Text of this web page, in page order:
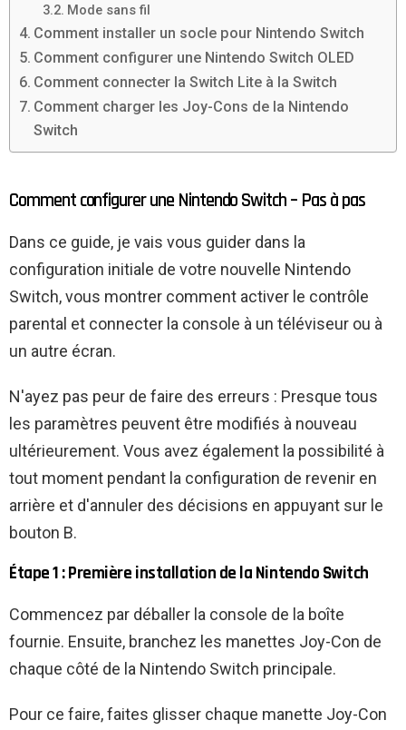
Mode sans fil
Comment installer un socle pour Nintendo Switch
Comment configurer une Nintendo Switch OLED
Comment connecter la Switch Lite à la Switch
Comment charger les Joy-Cons de la Nintendo
Switch
Comment configurer une Nintendo Switch – Pas à pas
Dans ce guide, je vais vous guider dans la
configuration initiale de votre nouvelle Nintendo
Switch, vous montrer comment activer le contrôle
parental et connecter la console à un téléviseur ou à
un autre écran.
N'ayez pas peur de faire des erreurs : Presque tous
les paramètres peuvent être modifiés à nouveau
ultérieurement. Vous avez également la possibilité à
tout moment pendant la configuration de revenir en
arrière et d'annuler des décisions en appuyant sur le
bouton B.
Étape 1 : Première installation de la Nintendo Switch
Commencez par déballer la console de la boîte
fournie. Ensuite, branchez les manettes Joy-Con de
chaque côté de la Nintendo Switch principale.
Pour ce faire, faites glisser chaque manette Joy-Con